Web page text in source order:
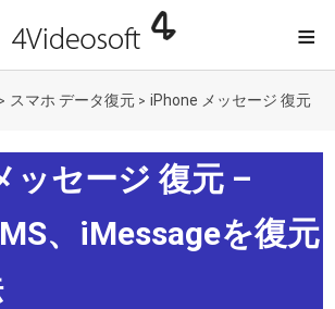
≡
> スマホ データ復元 > iPhone メッセージ 復元
ッセージ 復元 –
、iMessageを復元